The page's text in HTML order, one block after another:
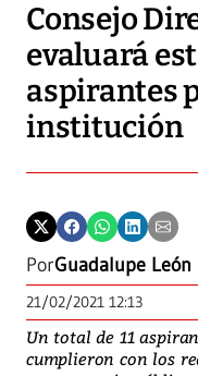
Consejo
evaluará
aspirantes
institución
PorGuadalupe León
21/02/2021 12:13
Un total de 11
cumplieron con los